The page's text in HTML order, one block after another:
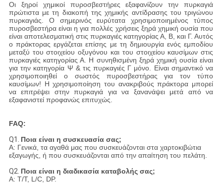
Οι ξηροί χημικοί πυροσβεστήρες εξαφανίζουν την πυρκαγιά
πρώτιστα με τη διακοπή της χημικής αντίδρασης του τριγώνου
πυρκαγιάς. Ο σημερινός ευρύτατα χρησιμοποιημένος τύπος
πυροσβεστήρα είναι η για πολλές χρήσεις ξηρά χημική ουσία που
είναι αποτελεσματική στις πυρκαγιές κατηγορίας Α, Β, και Γ. Αυτός
ο πράκτορας εργάζεται επίσης με τη δημιουργία ενός εμποδίου
μεταξύ του στοιχείου οξυγόνου και του στοιχείου καυσίμων στις
πυρκαγιές κατηγορίας Α. Η συνηθισμένη ξηρά χημική ουσία είναι
για την κατηγορία Ψ & τις πυρκαγιές Γ μόνο. Είναι σημαντικό να
χρησιμοποιηθεί ο σωστός πυροσβεστήρας για τον τύπο
καυσίμων! Η χρησιμοποίηση του ανακριβούς πράκτορα μπορεί
να επιτρέψει στην πυρκαγιά για να ξανανάψει μετά από να
εξαφανιστεί προφανώς επιτυχώς.
FAQ:
Q1. Ποια είναι η συσκευασία σας;
Α: Γενικά, τα αγαθά μας που συσκευάζονται στα χαρτοκιβώτια
εξαγωγής, ή που συσκευάζονται από την απαίτηση του πελάτη.
Q2. Ποια είναι η διαδικασία καταβολής σας;
Α: T/T, L/C, DP.